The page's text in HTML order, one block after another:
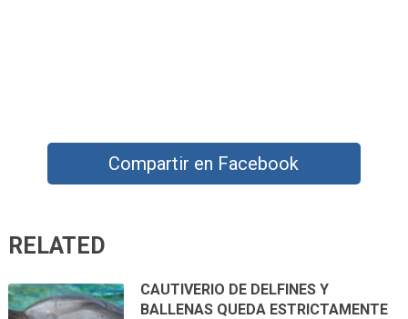
Compartir en Facebook
RELATED
CAUTIVERIO DE DELFINES Y
BALLENAS QUEDA ESTRICTAMENTE